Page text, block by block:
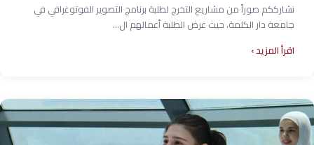
نشارككم صوراً من مشاريع التخرج لطلبة برنامج التصوير الفوتوغرافي في
جامعة دار الكلمة، حيث عرض الطلبة أعمالهم ال...
اقرأ المزيد